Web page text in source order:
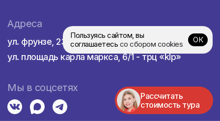
Рассчитать
стоимость тура
Адреса
ул. фрунзе, 238 - трц «сибирский молл»
ул. площадь карла маркса, 6/1 - трц «klp»
Мы в соцсетях
Пользуясь сайтом, вы
соглашаетесь со сбором cookies ОК